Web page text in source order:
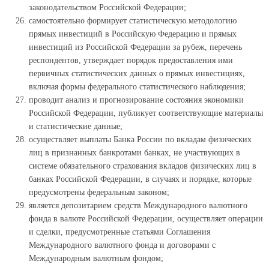
законодательством Российской Федерации;
самостоятельно формирует статистическую методологию
прямых инвестиций в Российскую Федерацию и прямых
инвестиций из Российской Федерации за рубеж, перечень
респондентов, утверждает порядок предоставления ими
первичных статистических данных о прямых инвестициях,
включая формы федерального статистического наблюдения;
проводит анализ и прогнозирование состояния экономики
Российской Федерации, публикует соответствующие материалы
и статистические данные;
осуществляет выплаты Банка России по вкладам физических
лиц в признанных банкротами банках, не участвующих в
системе обязательного страхования вкладов физических лиц в
банках Российской Федерации, в случаях и порядке, которые
предусмотрены федеральным законом;
является депозитарием средств Международного валютного
фонда в валюте Российской Федерации, осуществляет операции
и сделки, предусмотренные статьями Соглашения
Международного валютного фонда и договорами с
Международным валютным фондом;